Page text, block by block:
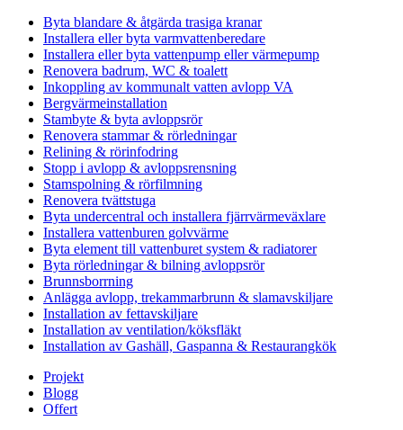
Byta blandare & åtgärda trasiga kranar
Installera eller byta varmvattenberedare
Installera eller byta vattenpump eller värmepump
Renovera badrum, WC & toalett
Inkoppling av kommunalt vatten avlopp VA
Bergvärmeinstallation
Stambyte & byta avloppsrör
Renovera stammar & rörledningar
Relining & rörinfodring
Stopp i avlopp & avloppsrensning
Stamspolning & rörfilmning
Renovera tvättstuga
Byta undercentral och installera fjärrvärmeväxlare
Installera vattenburen golvvärme
Byta element till vattenburet system & radiatorer
Byta rörledningar & bilning avloppsrör
Brunnsborrning
Anlägga avlopp, trekammarbrunn & slamavskiljare
Installation av fettavskiljare
Installation av ventilation/köksfläkt
Installation av Gashäll, Gaspanna & Restaurangkök
Projekt
Blogg
Offert